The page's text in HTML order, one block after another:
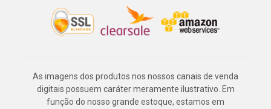
As imagens dos produtos nos nossos canais de venda
digitais possuem caráter meramente ilustrativo. Em
função do nosso grande estoque, estamos em